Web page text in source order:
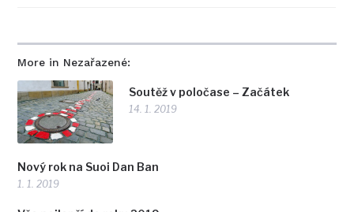
More in Nezařazené:
Soutěž v poločase – Začátek
14. 1. 2019
Nový rok na Suoi Dan Ban
1. 1. 2019